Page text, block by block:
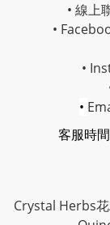
• 線上
•
•
•
客服時
Crystal Herbs